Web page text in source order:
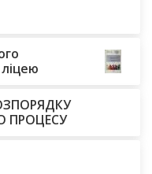
ПРОЦЕСУ